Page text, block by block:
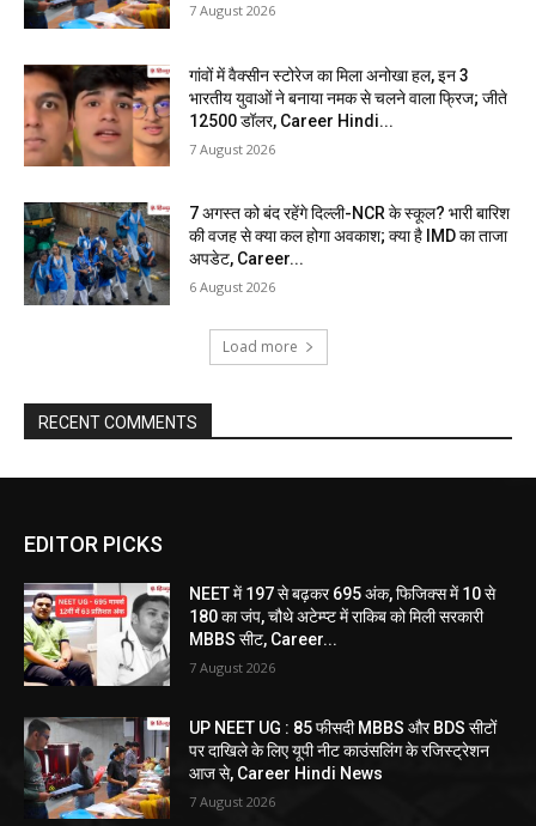
7 August 2026
गांवों में वैक्सीन स्टोरेज का मिला अनोखा हल, इन 3
भारतीय युवाओं ने बनाया नमक से चलने वाला फ्रिज; जीते
12500 डॉलर, Career Hindi...
7 August 2026
7 अगस्त को बंद रहेंगे दिल्ली-NCR के स्कूल? भारी बारिश
की वजह से क्या कल होगा अवकाश; क्या है IMD का ताजा
अपडेट, Career...
6 August 2026
Load more
RECENT COMMENTS
EDITOR PICKS
NEET में 197 से बढ़कर 695 अंक, फिजिक्स में 10 से
180 का जंप, चौथे अटेम्प्ट में राकिब को मिली सरकारी
MBBS सीट, Career...
7 August 2026
UP NEET UG : 85 फीसदी MBBS और BDS सीटों
पर दाखिले के लिए यूपी नीट काउंसलिंग के रजिस्ट्रेशन
आज से, Career Hindi News
7 August 2026